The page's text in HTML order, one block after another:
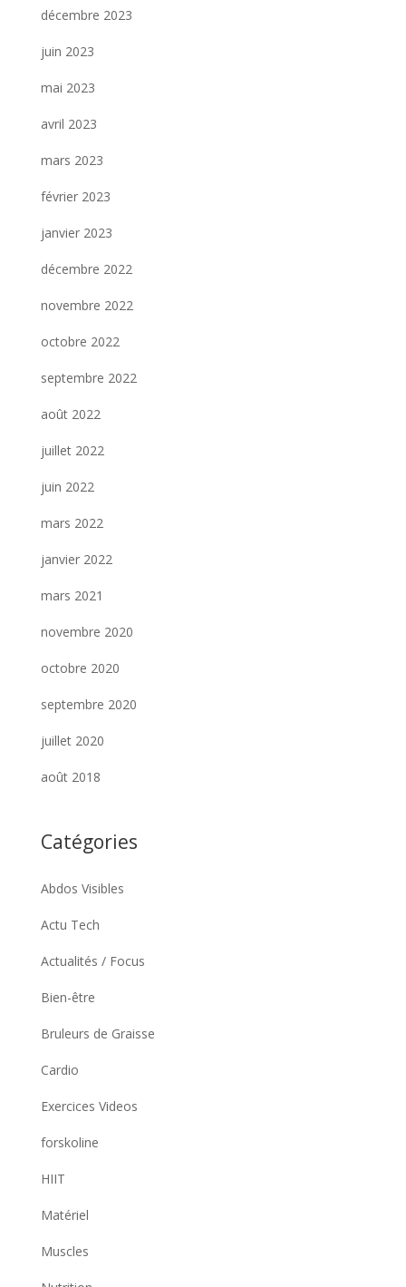
décembre 2023
juin 2023
mai 2023
avril 2023
mars 2023
février 2023
janvier 2023
décembre 2022
novembre 2022
octobre 2022
septembre 2022
août 2022
juillet 2022
juin 2022
mars 2022
janvier 2022
mars 2021
novembre 2020
octobre 2020
septembre 2020
juillet 2020
août 2018
Catégories
Abdos Visibles
Actu Tech
Actualités / Focus
Bien-être
Bruleurs de Graisse
Cardio
Exercices Videos
forskoline
HIIT
Matériel
Muscles